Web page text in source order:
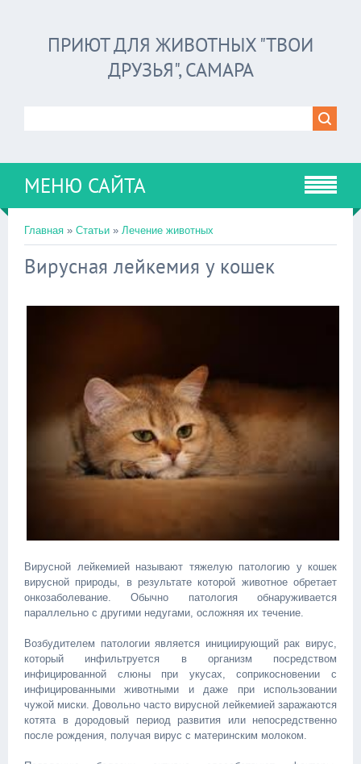
ПРИЮТ ДЛЯ ЖИВОТНЫХ "ТВОИ
ДРУЗЬЯ", САМАРА
МЕНЮ САЙТА
Главная » Статьи » Лечение животных
Вирусная лейкемия у кошек
Вирусной лейкемией называют тяжелую патологию у кошек
вирусной природы, в результате которой животное обретает
онкозаболевание. Обычно патология обнаруживается
параллельно с другими недугами, осложняя их течение.
Возбудителем патологии является инициирующий рак вирус,
который инфильтруется в организм посредством
инфицированной слюны при укусах, соприкосновении с
инфицированными животными и даже при использовании
чужой миски. Довольно часто вирусной лейкемией заражаются
котята в дородовый период развития или непосредственно
после рождения, получая вирус с материнским молоком.